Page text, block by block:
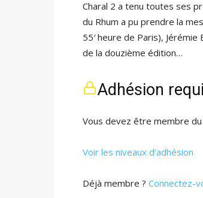
Charal 2 a tenu toutes ses
du Rhum a pu prendre la
55′ heure de Paris),
de la douzième édition…
Adhésion
Vous devez être membre
Voir les niveaux d’adhésion
Déjà membre ? Connectez-